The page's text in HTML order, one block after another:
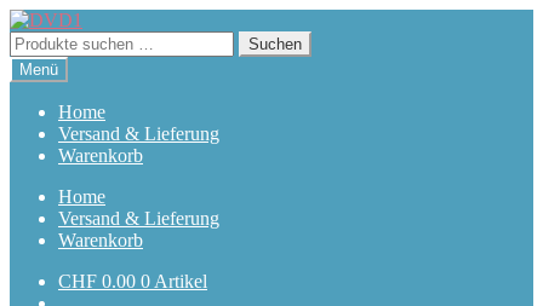
Zur
Navigation
springen
Zum
Inhalt
springen
Suchen
nach:
Suchen
Menü
Home
Versand & Lieferung
Warenkorb
Home
Versand & Lieferung
Warenkorb
CHF 0.00 0 Artikel